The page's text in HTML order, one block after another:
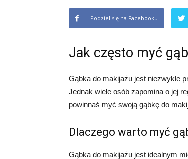
Podziel się na Facebooku
Jak często myć
Gąbka do makijażu jest niezwykle
Jednak wiele osób zapomina o jej
powinnaś myć swoją gąbkę do
Dlaczego warto myć
Gąbka do makijażu jest idealnym